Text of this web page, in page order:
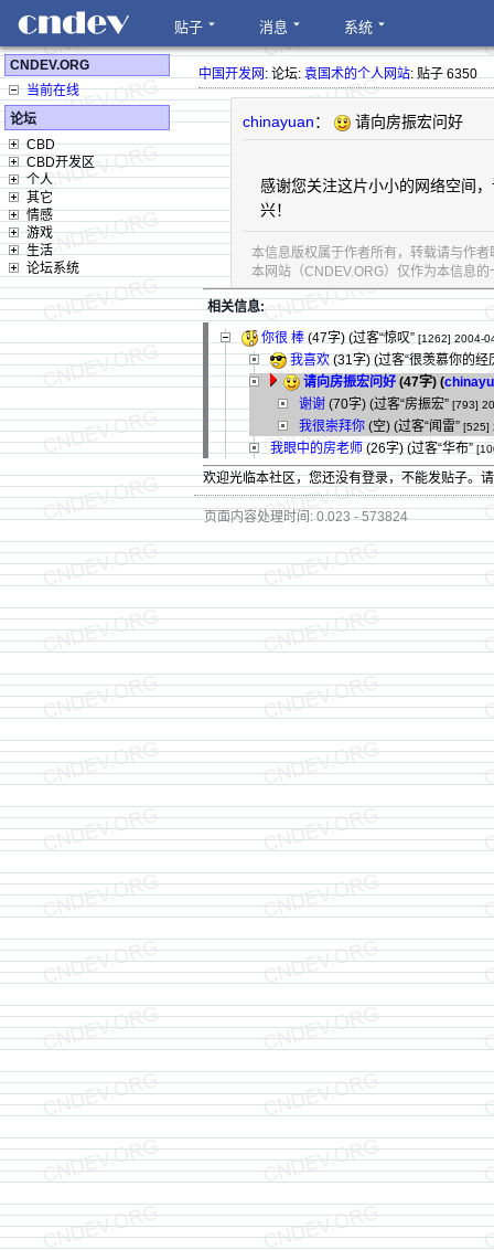
贴子 消息 系统
CNDEV.ORG
当前在线
论坛
CBD
CBD开发区
个人
其它
情感
游戏
生活
论坛系统
中国开发网: 论坛:袁国术的个人网站: 贴子 6350
chinayuan： 请向房振宏问好
感谢您关注这片小小的网络空间
兴！
本信息版权属于作者所有，转载请与作
本网站（CNDEV.ORG）仅作为本信息
相关信息:
你很 棒 (47字) (过客“惊叹” [1262] 2004-
我喜欢 (31字) (过客“很羡慕你的
请向房振宏问好 (47字) (
谢谢 (70字) (过客“房振宏” [793]
我很崇拜你 (空) (过客“闻雷” [525]
我眼中的房老师 (26字) (过客“华布”
欢迎光临本社区，您还没有登录，不能发贴子。
页面内容处理时间: 0.023 - 573824